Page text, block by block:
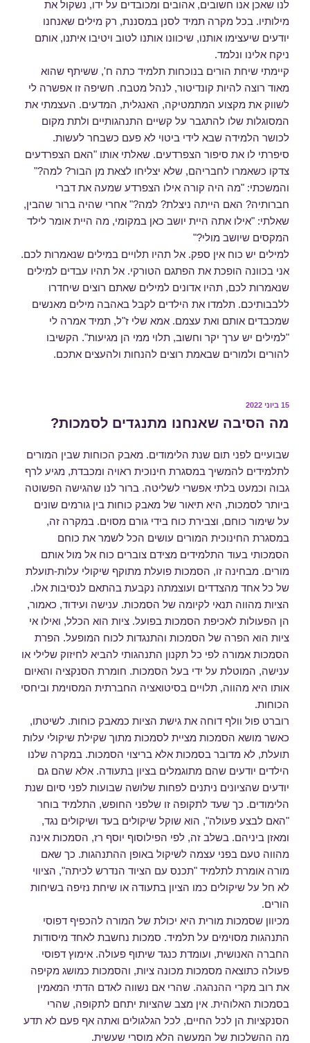
לנו שאכן אנו חשובים, אהובים ומכובדים על ידו, נשקול את
מילותיו. בכל מקרה תמיד לסנן במסננת, רק מילים שאנחנו
יודעים שיעצימו אותנו, שיכוונו אותנו לטוב ויטיבו איתנו, אותם
ניקח אלינו ונלמד.
קיימתי שיחת הורים בנוכחות תלמיד כתה ח', ששיתף שהוא
מאוד רוצה להיות קונדיטור, לנהל מטבח. חשיפה זו אפשרה לי
לשווק את מקצוע המתמטיקה, האנגלית, המדעים. העצמתי את
המסוגלות שלו להתגבר על קשיים התנהגותיים ולתת מקום
לכושר הלמידה שבא לידי ביטוי לא פעם כשבחר לעשות.
סיפרתי לו את סיפור הצפרדעים. שאלתי אותו "האם הצפרדעים
צדקו כשאמרו לחבריהם, שלא יצליחו לצאת מן הבור? למה?"
והמשכתי: "מה היה קורה אילו הצפרדע שמעה את דברי
חברותיה? האם הייתה ניצלת? למה?" אחרי שהיה ברור שהבין,
שאלתי: "אילו אתה היית יושב כאן במקומי, מה היית אומר לילד
המקסים שיושב מולי?"
למילים יש כוח אין ספק. אל תהיו תלויים במילים שנאמרות לכם.
אני בכוונה הופכת את הפתגם הטורקי. אל תהיו עבדים למילים
שנאמרות לכם, תהיו אדונים למילים שאתם רוצים שיחדרו
ללבבותיכם. תלמדו את הילדים לקבל באהבה מילים מאנשים
שמכבדים אותם ואת עצמם. אמא שלי ז"ל, תמיד אמרה לי
"למילים יש ערך יקר וחשוב, תלוי ממי הן מגיעות". הקשיבו
להורים ולמורים שבאמת רוצים להנחות ולהעצים אתכם.
פורסם
15 ביוני 2022
מה הסיבה שאנחנו מתנגדים לסמכות?
שבועיים לפני תום שנת הלימודים. מאבק הכוחות שבין המורים
לתלמידים להמשיך במסגרת חינוכית ראויה ומכבדת, מגיע לרף
גבוה וכמעט בלתי אפשרי לשליטה. ברור לנו שהגישה הפשוטה
ביותר לסמכות, היא תיאור של מאבק כוחות בין גורמים שונים
על שימור כוחם, וצבירת כוח בידי גורם מסוים. במקרה זה,
במסגרת החינוכית המורים עושים הכל לשמר את כוחם
הסמכותי בעוד התלמידים מצידם צוברים כוח אל מול אותם
מורים. מבחינה זו, הסמכות פועלת מתוקף שיקולי עלות-תועלת
של כל אחד מהצדדים ועוצמתה נקבעת בהתאם לנסיבות אלו.
הציות מהווה תנאי לקיומה של הסמכות. ענישה ועידוד, כאמור,
הן הפעולות לאכיפת הסמכות בפועל. ציות הוא הכלל, ואילו אי
ציות הוא הפרה של הסמכות והתנגדות לכוח המופעל. הפרת
הסמכות אמורה לפי כל תקנון התנהגותי להביא לחיזוק שלילי או
ענישה, המוטלת על ידי בעל הסמכות. חומרת הסנקציה והאיום
אותו היא מהווה, תלויים בסיטואציה החברתית המסוימת וביחסי
הכוחות.
רוברט פול וולף דוחה את גישת הציות כמאבק כוחות. לשיטתו,
כאשר מושא הסמכות מציית לסמכות מתוך שקילת שיקולי עלות
תועלת, לא מדובר בסמכות אלא בריצוי הסמכות. במקרה שלנו
הילדים יודעים שהם מתוגמלים בציון בתעודה. אלא שהם גם
יודעים שהציונים ניתנים לפחות שלושה שבועות לפני סיום שנת
הלימודים. כך שעד לתקופה זו שלפני החופש, התלמיד בוחר
"האם לבצע פעולה", הוא שוקל שיקולים בעד ושיקולים נגד,
ומאזן ביניהם. בשלב זה, לפי הפילוסוף יוסף רז, הסמכות אינה
מהווה טעם בפני עצמה לשיקול באופן ההתנהגות. כך שאם
מורה אומרת לתלמיד "תכנס עם הציוד הנדרש לכיתה", הציווי
לא חל על שיקולים כמו הציון בתעודה או שיחת נזיפה בשיחות
הורים.
מכיוון שסמכות מורית היא יכולת של המורה להכפיף דפוסי
התנהגות מסוימים על תלמיד. סמכות נחשבת לאחד מיסודות
החברה האנושית, ועומדת כנגד שיתוף פעולה. אימוץ דפוסי
פעולה כתוצאה מסמכות מכונה ציות, והסמכות כמושג מקיפה
את רוב מקרי ההנהגה. שהרי אם נשווה לאדם הדתי המאמין
בסמכות האלוהית. אין מצב שהציות יתחם לתקופה, שהרי
הסנקציות הן לכל החיים, לכל הגלגולים ואתה אף פעם לא תדע
מה ההשלכות של המעשה הלא מוסרי שעשית.